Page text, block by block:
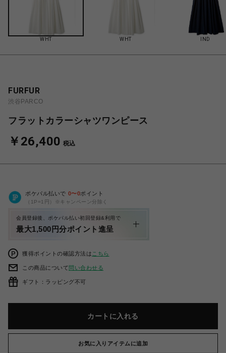
WHT WHT IND
FURFUR
渋谷PARCO
フラットカラーシャツワンピース
￥26,400 税込
ポケパル払いで 0〜0ポイント
（1P=1円）※キャンペーン分除く
会員登録後、ポケパル払い初回登録&利用で
最大1,500円分ポイント進呈
獲得ポイントの確認方法は こちら
この商品について問い合わせる
ギフト：ラッピング不可
カートに入れる
お気に入りアイテムに追加